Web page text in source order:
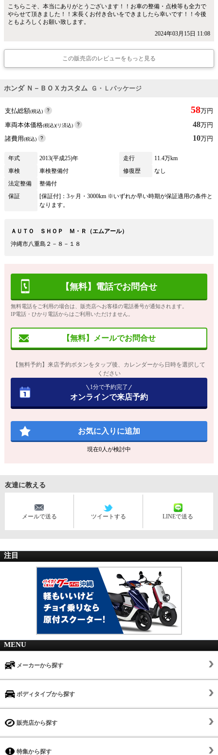
こちらこそ、本当にありがとうございます！！お車の整備・点検等も全力で
やらせて頂きました！！末長くお付き合いをできましたら幸いです！！今後
ともよろしくお願い致します。
2024年03月15日 11:08
この販売店のレビューをもっと見る
ホンダ Ｎ－ＢＯＸカスタム Ｇ・Ｌパッケージ
支払総額(税込) 58万円
車両本体価格(税込)(リ済込) 48万円
諸費用(税込) 10万円
年式 2013(平成25)年 走行
11.4万km
車検
車検整備付 修復歴
なし
法定整備
整備付
保証
[保証付]：3ヶ月・3000km ※いずれか早い時期が保証適用の条件と
なります。
ＡＵＴＯ ＳＨＯＰ Ｍ・Ｒ（エムアール）
沖縄市八重島２－８－１８
【無料】電話でお問合せ
無料電話をご利用の場合は、販売店へお客様の電話番号が通知されます。
IP電話・ひかり電話からはご利用いただけません。
【無料】メールでお問合せ
【無料予約】来店予約ボタンをタップ後、カレンダーから日時を選択して
ください
1分で予約完了
オンラインで来店予約
お気に入りに追加
現在0人が検討中
友達に教える
メールで送る ツイートする LINEで送る
注目
MENU
メーカーから探す
ボディタイプから探す
販売店から探す
特集から探す